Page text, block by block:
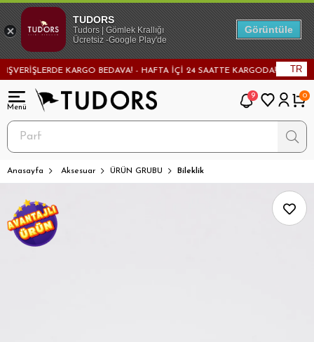
KARGO BEDAVA! - HAFTA İÇİ 24 SAATTE KARGODA! - TR
9 0
Anasayfa Aksesuar ÜRÜN GRUBU Bileklik
TUDORS
Tudors | Gömlek Krallığı
Ücretsiz -Google Play'de
Görüntüle